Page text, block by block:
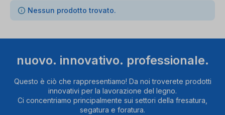
0 articoli trovati
Nessun prodotto trovato.
nuovo. innovativo. professionale.
Questo è ciò che rappresentiamo! Da noi troverete prodotti
innovativi per la lavorazione del legno.
Ci concentriamo principalmente sui settori della fresatura,
segatura e foratura.